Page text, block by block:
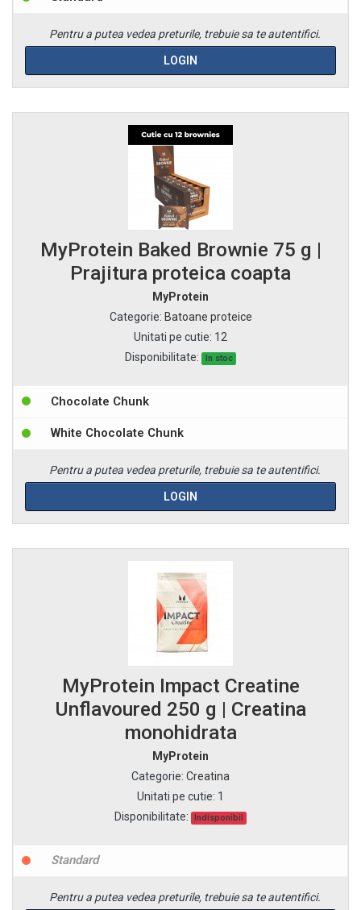
Pentru a putea vedea preturile, trebuie sa te autentifici.
LOGIN
MyProtein Baked Brownie 75 g |
Prajitura proteica coapta
MyProtein
Categorie: Batoane proteice
Unitati pe cutie: 12
Disponibilitate:
In stoc
Chocolate Chunk
White Chocolate Chunk
Pentru a putea vedea preturile, trebuie sa te autentifici.
LOGIN
MyProtein Impact Creatine
Unflavoured 250 g | Creatina
monohidrata
MyProtein
Categorie: Creatina
Unitati pe cutie: 1
Disponibilitate:
Indisponibil
Standard
Pentru a putea vedea preturile, trebuie sa te autentifici.